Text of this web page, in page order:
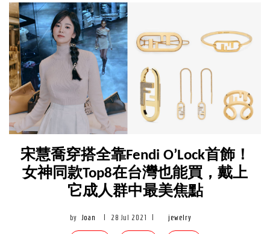
宋慧喬穿搭全靠Fendi O’Lock首飾！
女神同款Top8在台灣也能買，戴上
它成人群中最美焦點
by Joan 28 Jul 2021 jewelry